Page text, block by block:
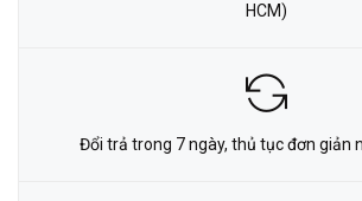
HCM)
Đổi trả trong 7 ngày, thủ tục đơn giản